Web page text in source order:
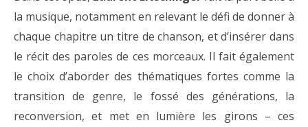
la musique, notamment en relevant le défi de donner à
chaque chapitre un titre de chanson, et d’insérer dans
le récit des paroles de ces morceaux. Il fait également
le choix d’aborder des thématiques fortes comme la
transition de genre, le fossé des générations, la
reconversion, et met en lumière les girons ­– ces